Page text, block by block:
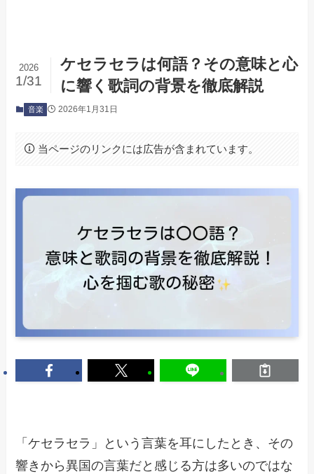
ケセラセラは何語？その意味と心
に響く歌詞の背景を徹底解説
2026
1/31
音楽 2026年1月31日
当ページのリンクには広告が含まれています。
「ケセラセラ」という言葉を耳にしたとき、その
響きから異国の言葉だと感じる方は多いのではな